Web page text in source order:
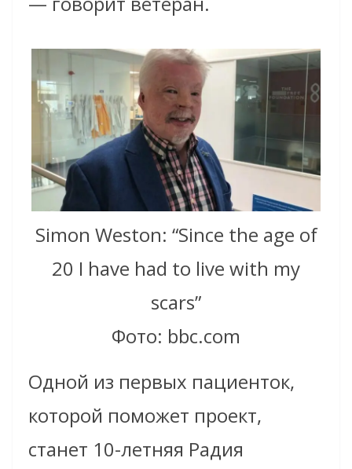
Simon Weston: “Since the age of
20 I have had to live with my
scars”
Фото: bbc.com
Одной из первых пациенток,
которой поможет проект,
станет 10-летняя Радия